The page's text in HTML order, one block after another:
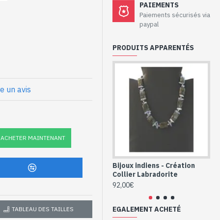
de création –
Art Monie India et des
à la main, sur une
approx - 5mm approx de
SKN-009)
un avis
ACHETER MAINTENANT
TABLEAU DES TAILLES
PAIEMENTS
Paiements sécurisés via
paypal
PRODUITS APPARENTÉS
Bijoux indiens - Création
Collier Labradorite
92,00€
EGALEMENT ACHETÉ